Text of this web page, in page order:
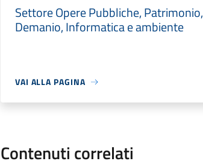
Settore Opere Pubbliche, Patrimonio,
Demanio, Informatica e ambiente
VAI ALLA PAGINA
Contenuti correlati